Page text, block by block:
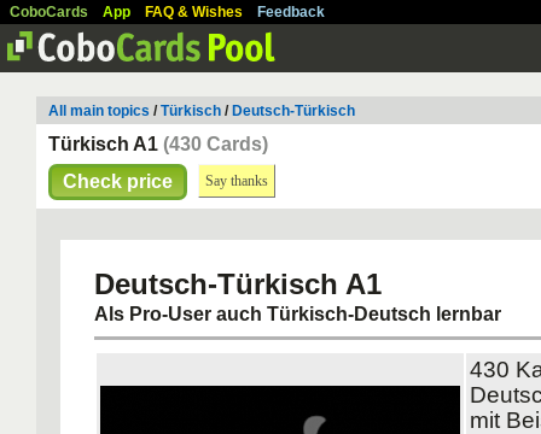
CoboCards App FAQ & Wishes Feedback
All main topics /Türkisch / Deutsch-Türkisch
Türkisch A1 (430 Cards)
Check price
Say thanks
Deutsch-Türkisch A1
Als Pro-User auch Türkisch-Deutsch lernbar
430
mit